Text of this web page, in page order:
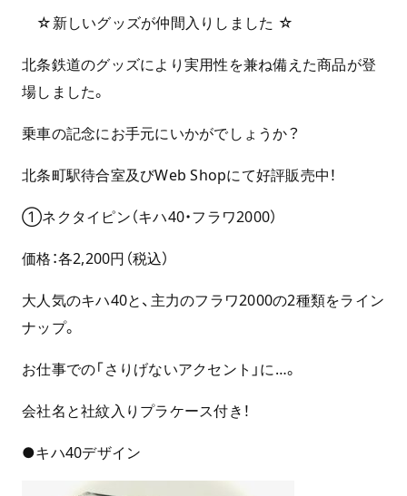
☆新しいグッズが仲間入りしました ☆
北条鉄道のグッズにより実用性を兼ね備えた商品が登
場しました。
乗車の記念にお手元にいかがでしょうか？
北条町駅待合室及びWeb Shopにて好評販売中！
①ネクタイピン（キハ40・フラワ2000）
価格：各2,200円（税込）
大人気のキハ40と、主力のフラワ2000の2種類をライン
ナップ。
お仕事での「さりげないアクセント」に…。
会社名と社紋入りプラケース付き！
●キハ40デザイン